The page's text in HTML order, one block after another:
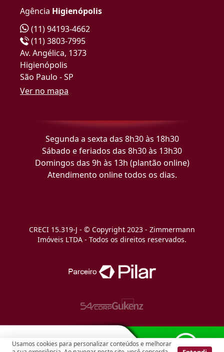
Usamos cookies para personalizar conteúdos e melhorar
Agência Higienópolis
(11) 94193-4662
(11) 3803-7995
Av. Angélica, 1373
Higienópolis
São Paulo - SP
Ver no mapa
Segunda a sexta das 8h30 às 18h30
Sábado e feriados das 8h30 às 13h30
Domingos das 9h às 13h (plantão online)
Atendimento online todos os dias.
CRECI 15.319-J - © Copyright 2023 - Zimmermann
Imóveis LTDA - Todos os direitos reservados.